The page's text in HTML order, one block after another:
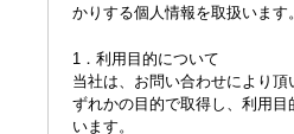
かりする個人情報を取扱います。
1．利用目的について
当社は、お問い合わせにより
ずれかの目的で取得し、利用
います。